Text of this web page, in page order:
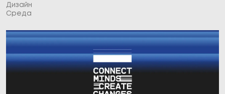
University
Дизайн
Среда